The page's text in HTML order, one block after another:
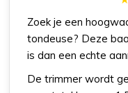
Zoek je een
tondeuse? Deze
is dan een echte
De trimmer wordt